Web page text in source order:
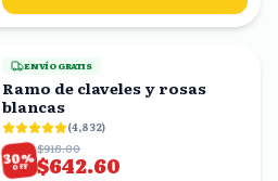
ENVÍO GRATIS
Ramo de claveles y rosas
blancas
(4,832)
30%
OFF
$918.00
$642.60